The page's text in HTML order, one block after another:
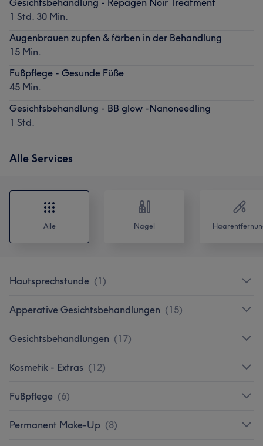
1 Std. 30 Min.
Augenbrauen zupfen & färben in der Behandlung
15 Min.
Fußpflege - Gesunde Füße
45 Min.
Gesichtsbehandlung - BB glow -Nanoneedling
1 Std.
Alle Services
Alle Nägel
Hautsprechstunde (1)
Apperative Gesichtsbehandlungen (15)
Gesichtsbehandlungen (17)
Kosmetik - Extras (12)
Fußpflege (6)
Permanent Make-Up (8)